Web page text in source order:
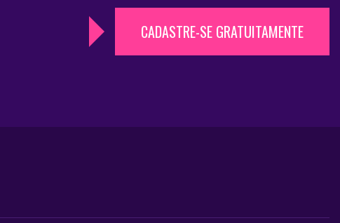
CADASTRE-SE GRATUITAMENTE